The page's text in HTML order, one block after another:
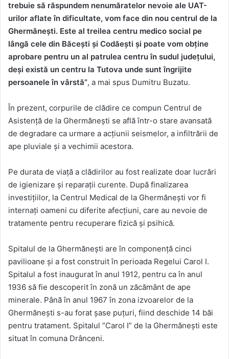
trebuie să răspundem nenumăratelor nevoie ale UAT-
urilor aflate în dificultate, vom face din nou centrul de la
Ghermănești. Este al treilea centru medico social pe
lângă cele din Băcești și Codăești și poate vom obține
aprobare pentru un al patrulea centru în sudul județului,
deși există un centru la Tutova unde sunt îngrijite
persoanele în vârstă”, a mai spus Dumitru Buzatu.
În prezent, corpurile de clădire ce compun Centrul de
Asistență de la Ghermănești se află într-o stare avansată
de degradare ca urmare a acțiunii seismelor, a infiltrării de
ape pluviale și a vechimii acestora.
Pe durata de viață a clădirilor au fost realizate doar lucrări
de igienizare și reparații curente. După finalizarea
investițiilor, la Centrul Medical de la Ghermănești vor fi
internați oameni cu diferite afecțiuni, care au nevoie de
tratamente pentru recuperare fizică și psihică.
Spitalul de la Ghermăneşti are în componență cinci
pavilioane și a fost construit în perioada Regelui Carol I.
Spitalul a fost inaugurat în anul 1912, pentru ca în anul
1936 să fie descoperit în zonă un zăcământ de ape
minerale. Până în anul 1967 în zona izvoarelor de la
Ghermănești s-au forat şase puţuri, fiind deschide 14 băi
pentru tratament. Spitalul ”Carol I” de la Ghermănești este
situat în comuna Drânceni.